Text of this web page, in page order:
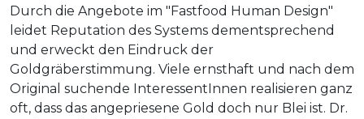
Durch die Angebote im "Fastfood Human Design"
leidet Reputation des Systems dementsprechend
und erweckt den Eindruck der
Goldgräberstimmung. Viele ernsthaft und nach dem
Original suchende InteressentInnen realisieren ganz
oft, dass das angepriesene Gold doch nur Blei ist. Dr.